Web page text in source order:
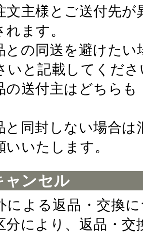
文主様とご送付先
ます。
との同送を避けた
いと記載してくださ
の送付主はどちら
と同封しない場合
いたします。
ャンセル
による返品・交換
分により、返品・